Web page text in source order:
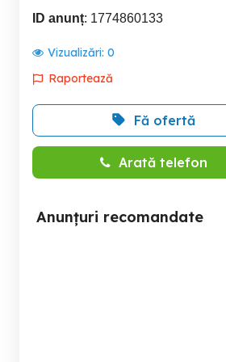
ID anunț: 1774860133
Vizualizări: 0
Raportează
Fă ofertă
Arată telefon
Anunțuri recomandate